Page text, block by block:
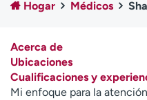
Atención a medios de
comunicación
Contáctenos
Hogar Médicos
Acerca de
Ubicaciones
Cualificaciones y
Mi enfoque para la